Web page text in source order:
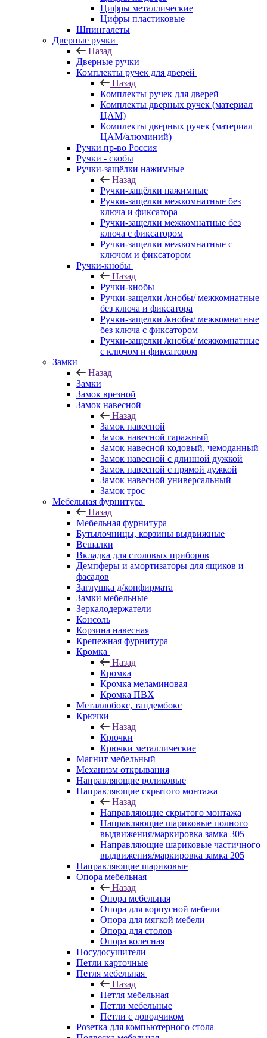
Цифры металлические
Цифры пластиковые
Шпингалеты
Дверные ручки
Назад
Дверные ручки
Комплекты ручек для дверей
Назад
Комплекты ручек для дверей
Комплекты дверных ручек (материал
ЦАМ)
Комплекты дверных ручек (материал
ЦАМ/алюминий)
Ручки пр-во Россия
Ручки - скобы
Ручки-защёлки нажимные
Назад
Ручки-защёлки нажимные
Ручки-защелки межкомнатные без
ключа и фиксатора
Ручки-защелки межкомнатные без
ключа с фиксатором
Ручки-защелки межкомнатные с
ключом и фиксатором
Ручки-кнобы
Назад
Ручки-кнобы
Ручки-защелки /кнобы/ межкомнатные
без ключа и фиксатора
Ручки-защелки /кнобы/ межкомнатные
без ключа с фиксатором
Ручки-защелки /кнобы/ межкомнатные
с ключом и фиксатором
Замки
Назад
Замки
Замок врезной
Замок навесной
Назад
Замок навесной
Замок навесной гаражный
Замок навесной кодовый, чемоданный
Замок навесной с длинной дужкой
Замок навесной с прямой дужкой
Замок навесной универсальный
Замок трос
Мебельная фурнитура
Назад
Мебельная фурнитура
Бутылочницы, корзины выдвижные
Вешалки
Вкладка для столовых приборов
Демпферы и амортизаторы для ящиков и
фасадов
Заглушка д/конфирмата
Замки мебельные
Зеркалодержатели
Консоль
Корзина навесная
Крепежная фурнитура
Кромка
Назад
Кромка
Кромка меламиновая
Кромка ПВХ
Металлобокс, тандембокс
Крючки
Назад
Крючки
Крючки металлические
Магнит мебельный
Механизм открывания
Направляющие роликовые
Направляющие скрытого монтажа
Назад
Направляющие скрытого монтажа
Направляющие шариковые полного
выдвижения/маркировка замка 305
Направляющие шариковые частичного
выдвижения/маркировка замка 205
Направляющие шариковые
Опора мебельная
Назад
Опора мебельная
Опора для корпусной мебели
Опора для мягкой мебели
Опора для столов
Опора колесная
Посудосушители
Петли карточные
Петля мебельная
Назад
Петля мебельная
Петли мебельные
Петли с доводчиком
Розетка для компьютерного стола